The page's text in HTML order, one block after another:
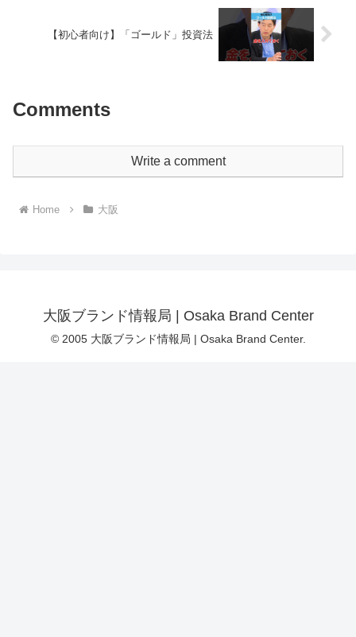
【初心者向け】「ゴールド」投資法
Comments
Write a comment
Home 大阪
大阪ブランド情報局 | Osaka Brand Center
© 2005 大阪ブランド情報局 | Osaka Brand Center.